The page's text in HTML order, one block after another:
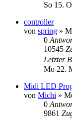
So 15.
controller
von spring »
0
10545
Letzter
Mo 22.
Midi LED
von Michi »
0
9861